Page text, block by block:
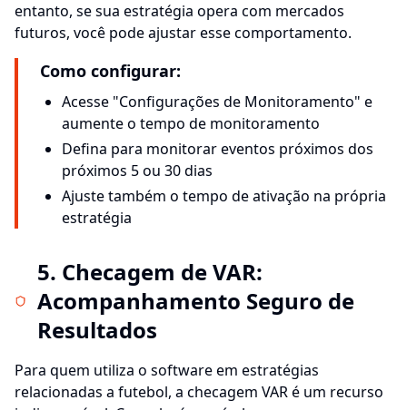
entanto, se sua estratégia opera com mercados
futuros, você pode ajustar esse comportamento.
Como configurar:
Acesse "Configurações de Monitoramento" e
aumente o tempo de monitoramento
Defina para monitorar eventos próximos dos
próximos 5 ou 30 dias
Ajuste também o tempo de ativação na própria
estratégia
5. Checagem de VAR:
Acompanhamento Seguro de
Resultados
Para quem utiliza o software em estratégias
relacionadas a futebol, a checagem VAR é um recurso